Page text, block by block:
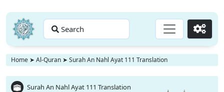
Search Go
Home ➤ Al-Quran ➤ Surah An Nahl Ayat 111 Translation
Surah An Nahl Ayat 111 Translation